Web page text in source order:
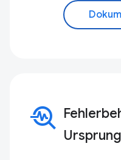
troubleshoot